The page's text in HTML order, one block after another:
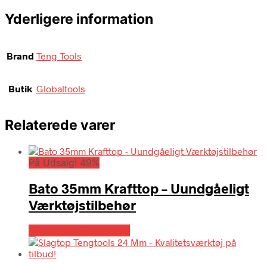
Yderligere information
Brand Teng Tools
Butik Globaltools
Relaterede varer
På Udsalg! 49%
Bato 35mm Krafttop – Uundgåeligt
Værktøjstilbehør